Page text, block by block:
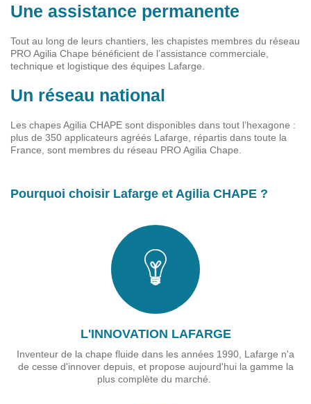
Une assistance permanente
Tout au long de leurs chantiers, les chapistes membres du réseau
PRO Agilia Chape bénéficient de l’assistance commerciale,
technique et logistique des équipes Lafarge.
Un réseau national
Les chapes Agilia CHAPE sont disponibles dans tout l’hexagone :
plus de 350 applicateurs agréés Lafarge, répartis dans toute la
France, sont membres du réseau PRO Agilia Chape.
Pourquoi choisir Lafarge et Agilia CHAPE ?
L'INNOVATION LAFARGE
Inventeur de la chape fluide dans les années 1990, Lafarge n'a
de cesse d'innover depuis, et propose aujourd'hui la gamme la
plus complète du marché.